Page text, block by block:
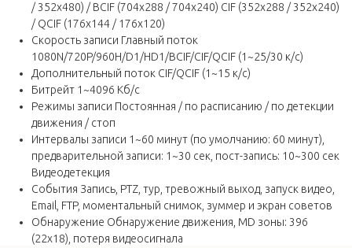
/ 352x480) / BCIF (704x288 / 704x240) CIF (352x288 / 352x240)
/ QCIF (176x144 / 176x120)
Скорость записи Главный поток
1080N/720P/960H/D1/HD1/BCIF/CIF/QCIF (1~25/30 к/с)
Дополнительный поток CIF/QCIF (1~15 к/с)
Битрейт 1~4096 Kб/с
Режимы записи Постоянная / по расписанию / по детекции
движения / стоп
Интервалы записи 1~60 минут (по умолчанию: 60 минут),
предварительной записи: 1~30 сек, пост-запись: 10~300 сек
Видеодетекция
События Запись, PTZ, тур, тревожный выход, запуск видео,
Email, FTP, моментальный снимок, зуммер и экран советов
Обнаружение Обнаружение движения, MD зоны: 396
(22x18), потеря видеосигнала